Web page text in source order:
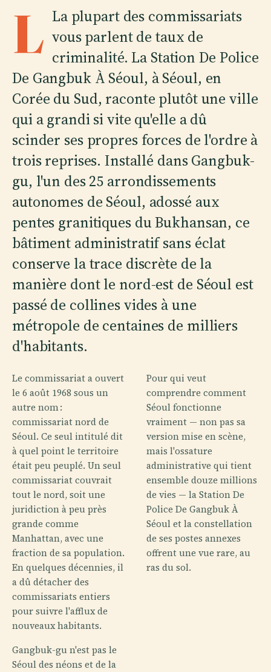
L La plupart des commissariats
vous parlent de taux de
criminalité. La Station De Police
De Gangbuk À Séoul, à Séoul, en
Corée du Sud, raconte plutôt une ville
qui a grandi si vite qu'elle a dû
scinder ses propres forces de l'ordre à
trois reprises. Installé dans Gangbuk-
gu, l'un des 25 arrondissements
autonomes de Séoul, adossé aux
pentes granitiques du Bukhansan, ce
bâtiment administratif sans éclat
conserve la trace discrète de la
manière dont le nord-est de Séoul est
passé de collines vides à une
métropole de centaines de milliers
d'habitants.
Le commissariat a ouvert
le 6 août 1968 sous un
autre nom :
commissariat nord de
Séoul. Ce seul intitulé dit
à quel point le territoire
était peu peuplé. Un seul
commissariat couvrait
tout le nord, soit une
juridiction à peu près
grande comme
Manhattan, avec une
fraction de sa population.
En quelques décennies, il
a dû détacher des
commissariats entiers
pour suivre l'afflux de
nouveaux habitants.
Gangbuk-gu n'est pas le
Séoul des néons et de la
Pour qui veut
comprendre comment
Séoul fonctionne
vraiment — non pas sa
version mise en scène,
mais l'ossature
administrative qui tient
ensemble douze millions
de vies — la Station De
Police De Gangbuk À
Séoul et la constellation
de ses postes annexes
offrent une vue rare, au
ras du sol.